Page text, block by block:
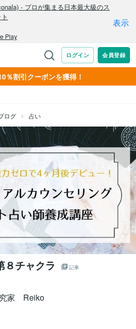
％割引クーポンを獲得！
ログ 占い
８チャクラ 記事
究家 Reiko